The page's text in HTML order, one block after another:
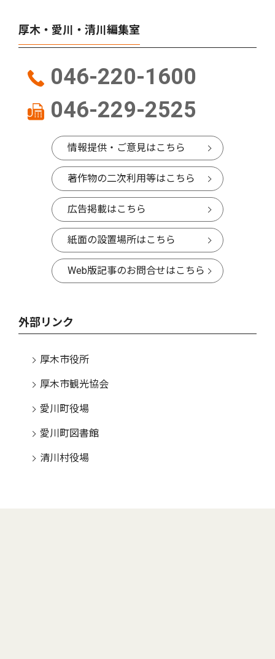
厚木・愛川・清川編集室
046-220-1600
046-229-2525
情報提供・ご意見はこちら
著作物の二次利用等はこちら
広告掲載はこちら
紙面の設置場所はこちら
Web版記事のお問合せはこちら
外部リンク
厚木市役所
厚木市観光協会
愛川町役場
愛川町図書館
清川村役場